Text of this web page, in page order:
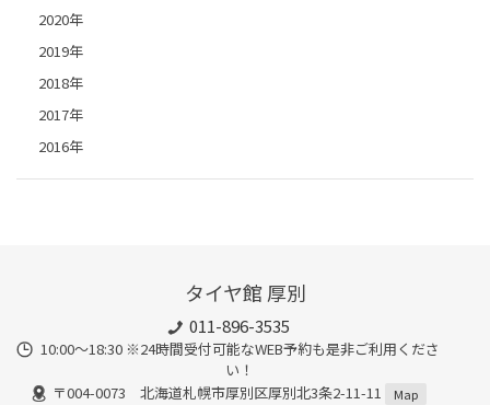
2020年
2019年
2018年
2017年
2016年
タイヤ館 厚別
011-896-3535
10:00～18:30 ※24時間受付可能なWEB予約も是非ご利用くださ
い！
〒004-0073 北海道札幌市厚別区厚別北3条2-11-11
Map